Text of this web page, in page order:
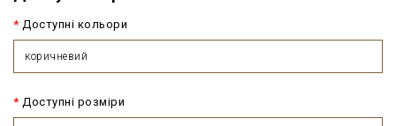
Доступні кольори
коричневий
Доступні розміри